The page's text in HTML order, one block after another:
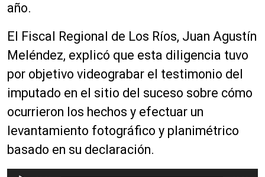
año.
El Fiscal Regional de Los Ríos, Juan Agustín
Meléndez, explicó que esta diligencia tuvo
por objetivo videograbar el testimonio del
imputado en el sitio del suceso sobre cómo
ocurrieron los hechos y efectuar un
levantamiento fotográfico y planimétrico
basado en su declaración.